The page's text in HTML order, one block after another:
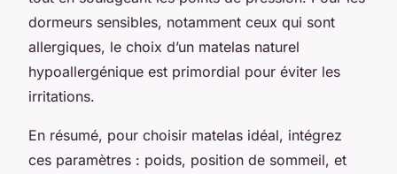
dormeurs sensibles, notamment ceux qui sont
allergiques, le choix d’un matelas naturel
hypoallergénique est primordial pour éviter les
irritations.
En résumé, pour choisir matelas idéal, intégrez
ces paramètres : poids, position de sommeil, et